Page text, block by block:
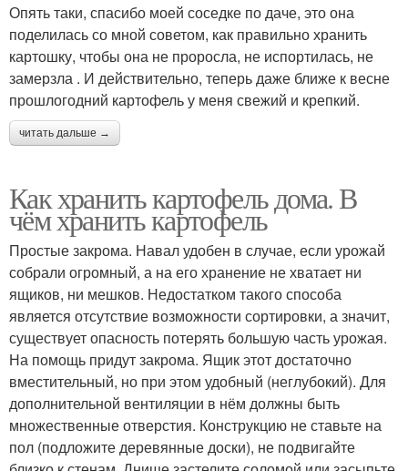
Опять таки, спасибо моей соседке по даче, это она
поделилась со мной советом, как правильно хранить
картошку, чтобы она не проросла, не испортилась, не
замерзла . И действительно, теперь даже ближе к весне
прошлогодний картофель у меня свежий и крепкий.
читать дальше →
Как хранить картофель дома. В
чём хранить картофель
Простые закрома. Навал удобен в случае, если урожай
собрали огромный, а на его хранение не хватает ни
ящиков, ни мешков. Недостатком такого способа
является отсутствие возможности сортировки, а значит,
существует опасность потерять большую часть урожая.
На помощь придут закрома. Ящик этот достаточно
вместительный, но при этом удобный (неглубокий). Для
дополнительной вентиляции в нём должны быть
множественные отверстия. Конструкцию не ставьте на
пол (подложите деревянные доски), не подвигайте